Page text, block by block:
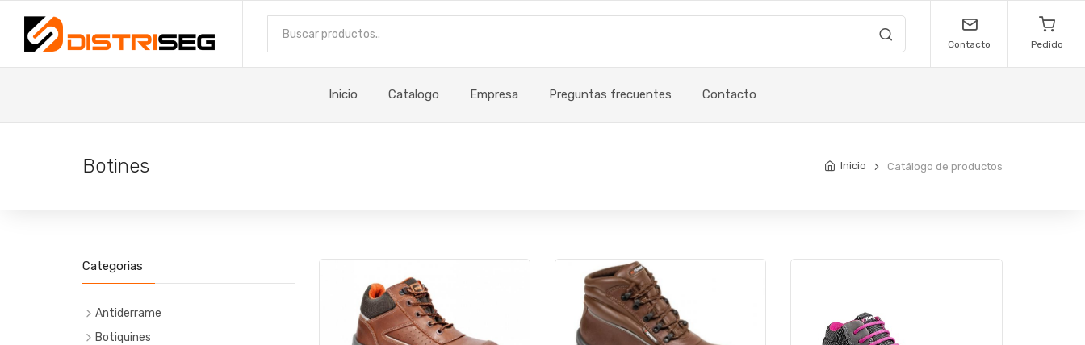
Contacto Pedido
Inicio Catalogo Empresa Preguntas frecuentes Contacto
Botines Inicio Catálogo de productos
Categorias
Antiderrame
Botiquines